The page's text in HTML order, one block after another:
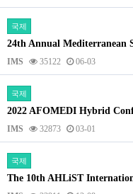
국제
24th Annual Mediterranean
IMS 35122 06-03
국제
2022 AFOMEDI Hybrid
IMS 32873 03-01
국제
The 10th AHLiST